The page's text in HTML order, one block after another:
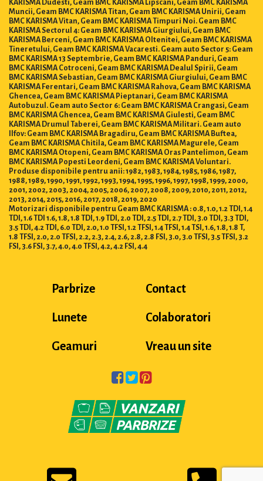
Muncii, Geam BMC KARISMA Titan, Geam BMC KARISMA Unirii, Geam
BMC KARISMA Vitan, Geam BMC KARISMA Timpuri Noi. Geam BMC
KARISMA Sectorul 4: Geam BMC KARISMA Giurgiului, Geam BMC
KARISMA Berceni, Geam BMC KARISMA Oltenitei, Geam BMC KARISMA
Tineretului, Geam BMC KARISMA Vacaresti. Geam auto Sector 5: Geam
BMC KARISMA 13 Septembrie, Geam BMC KARISMA Panduri, Geam
BMC KARISMA Cotroceni, Geam BMC KARISMA Dealul Spirii, Geam
BMC KARISMA Sebastian, Geam BMC KARISMA Giurgiului, Geam BMC
KARISMA Ferentari, Geam BMC KARISMA Rahova, Geam BMC KARISMA
Ghencea, Geam BMC KARISMA Pieptanari, Geam BMC KARISMA
Autobuzul. Geam auto Sector 6: Geam BMC KARISMA Crangasi, Geam
BMC KARISMA Ghencea, Geam BMC KARISMA Giulesti, Geam BMC
KARISMA Drumul Taberei, Geam BMC KARISMA Militari. Geam auto
Ilfov: Geam BMC KARISMA Bragadiru, Geam BMC KARISMA Buftea,
Geam BMC KARISMA Chitila, Geam BMC KARISMA Magurele, Geam
BMC KARISMA Otopeni, Geam BMC KARISMA Oras Pantelimon, Geam
BMC KARISMA Popesti Leordeni, Geam BMC KARISMA Voluntari.
Produse disponibile pentru anii: 1982, 1983, 1984, 1985, 1986, 1987,
1988, 1989, 1990, 1991, 1992, 1993, 1994, 1995, 1996, 1997, 1998, 1999, 2000,
2001, 2002, 2003, 2004, 2005, 2006, 2007, 2008, 2009, 2010, 2011, 2012,
2013, 2014, 2015, 2016, 2017, 2018, 2019, 2020
Motorizari disponibile pentru Geam BMC KARISMA : 0.8, 1.0, 1.2 TDI, 1.4
TDI, 1.6 TDI 1.6, 1.8, 1.8 TDI, 1.9 TDI, 2.0 TDI, 2.5 TDI, 2.7 TDI, 3.0 TDI, 3.3 TDI,
3.5 TDI, 4.2 TDI, 6.0 TDI, 2.0, 1.0 TFSI, 1.2 TFSI, 1.4 TFSI, 1.4 TSI, 1.6, 1.8, 1.8 T,
1.8 TFSI, 2.0, 2.0 TFSI, 2.2, 2.3, 2.4, 2.6, 2.8, 2.8 FSI, 3.0, 3.0 TFSI, 3.5 TFSI, 3.2
FSI, 3.6 FSI, 3.7, 4.0, 4.0 TFSI, 4.2, 4.2 FSI, 4.4
Parbrize
Lunete
Geamuri
Contact
Colaboratori
Vreau un site